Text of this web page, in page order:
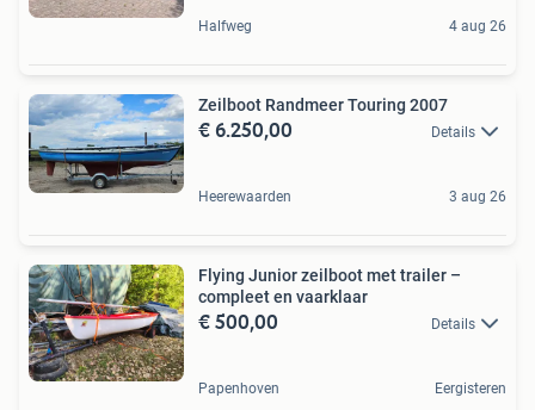
Halfweg 4 aug 26
Zeilboot Randmeer Touring 2007
€ 6.250,00 Details
Heerewaarden 3 aug 26
Flying Junior zeilboot met trailer –
compleet en vaarklaar
€ 500,00 Details
Papenhoven Eergisteren